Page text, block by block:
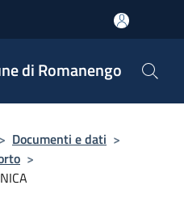
di Romanengo
> Documenti e dati >
>